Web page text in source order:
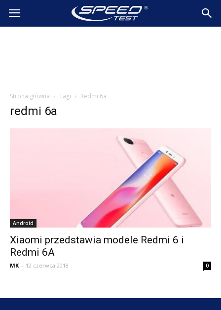
SpeedTest.pl
Strona główna Tagi Redmi 6a
redmi 6a
Android
Xiaomi przedstawia modele Redmi 6 i
Redmi 6A
MK - 12 czerwca 2018 0